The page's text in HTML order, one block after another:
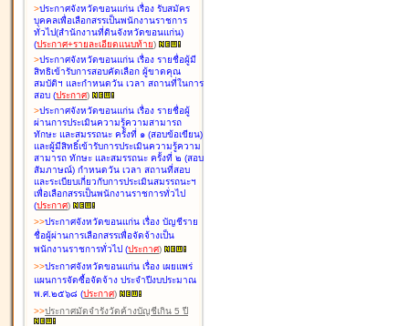
>ประกาศจังหวัดขอนแก่น เรื่อง รับสมัคร
บุคคลเพื่อเลือกสรรเป็นพนักงานราชการ
ทั่วไป(สำนักงานที่ดินจังหวัดขอนแก่น)
(ประกาศ+รายละเอียดแนบท้าย)
>ประกาศจังหวัดขอนแก่น เรื่อง รายชื่อผู้มี
สิทธิเข้ารับการสอบคัดเลือก ผู้ขาดคุณ
สมบัติฯ และกำหนดวัน เวลา สถานที่ในการ
สอบ (ประกาศ)
>ประกาศจังหวัดขอนแก่น เรื่อง รายชื่อผู้
ผ่านการประเมินความรู้ความสามารถ
ทักษะ และสมรรถนะ ครั้งที่ ๑ (สอบข้อเขียน)
และผู้มีสิทธิ์เข้ารับการประเมินความรู้ความ
สามารถ ทักษะ และสมรรถนะ ครั้งที่ ๒ (สอบ
สัมภาษณ์) กำหนดวัน เวลา สถานที่สอบ
และระเบียบเกี่ยวกับการประเมินสมรรถนะฯ
เพื่อเลือกสรรเป็นพนักงานราชการทั่วไป
(ประกาศ)
>>ประกาศจังหวัดขอนแก่น เรื่อง บัญชีราย
ชื่อผู้ผ่านการเลือกสรรเพื่อจัดจ้างเป็น
พนักงานราชการทั่วไป (ประกาศ)
>>ประกาศจังหวัดขอนแก่น เรื่อง เผยแพร่
แผนการจัดซื้อจัดจ้าง ประจำปีงบประมาณ
พ.ศ.๒๕๖๘ (ประกาศ)
>>ประกาศมัดจำรังวัดค้างบัญชีเกิน 5 ปี